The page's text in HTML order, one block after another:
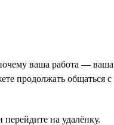
ваша работа —
продолжать общаться
на удалёнку.